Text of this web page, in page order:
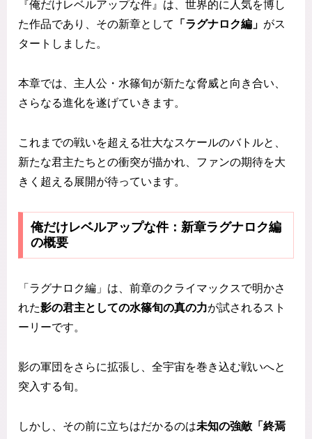
『俺だけレベルアップな件』は、世界的に人気を博し
た作品であり、その新章として
「ラグナロク編」 がス
タートしました。
本章では、主人公・水篠旬が新たな脅威と向き合い、
さらなる進化を遂げていきます。
これまでの戦いを超える壮大なスケールのバトルと、
新たな君主たちとの衝突が描かれ、ファンの期待を大
きく超える展開が待っています。
俺だけレベルアップな件：新章ラグナロク編
の概要
「ラグナロク編」は、前章のクライマックスで明かさ
れた影の君主としての水篠旬の真の力が試されるスト
ーリーです。
影の軍団をさらに拡張し、全宇宙を巻き込む戦いへと
突入する旬。
しかし、その前に立ちはだかるのは未知の強敵「終焉